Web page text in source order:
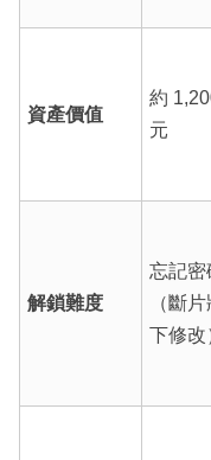
資產價值
約
元
解鎖難度
忘記密
（斷
下修改